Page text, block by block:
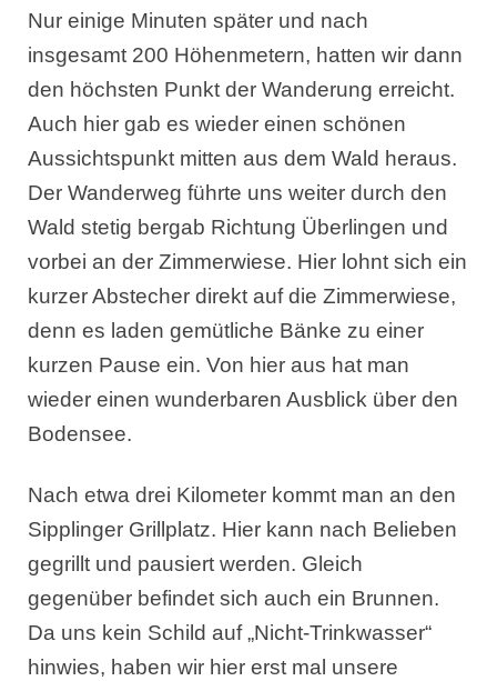
Nur einige Minuten später und nach
insgesamt 200 Höhenmetern, hatten wir dann
den höchsten Punkt der Wanderung erreicht.
Auch hier gab es wieder einen schönen
Aussichtspunkt mitten aus dem Wald heraus.
Der Wanderweg führte uns weiter durch den
Wald stetig bergab Richtung Überlingen und
vorbei an der Zimmerwiese. Hier lohnt sich ein
kurzer Abstecher direkt auf die Zimmerwiese,
denn es laden gemütliche Bänke zu einer
kurzen Pause ein. Von hier aus hat man
wieder einen wunderbaren Ausblick über den
Bodensee.
Nach etwa drei Kilometer kommt man an den
Sipplinger Grillplatz. Hier kann nach Belieben
gegrillt und pausiert werden. Gleich
gegenüber befindet sich auch ein Brunnen.
Da uns kein Schild auf „Nicht-Trinkwasser“
hinwies, haben wir hier erst mal unsere